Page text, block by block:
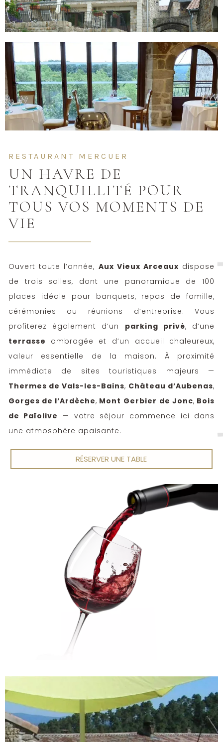
RESTAURANT MERCUER
UN HAVRE DE
TRANQUILLITÉ POUR
TOUS VOS MOMENTS DE
VIE
Ouvert toute l’année, Aux Vieux Arceaux dispose
de trois salles, dont une panoramique de 100
places idéale pour banquets, repas de famille,
cérémonies ou réunions d’entreprise. Vous
profiterez également d’un parking privé, d’une
terrasse ombragée et d’un accueil chaleureux,
valeur essentielle de la maison. À proximité
immédiate de sites touristiques majeurs —
Thermes de Vals-les-Bains, Château d’Aubenas,
Gorges de l’Ardèche, Mont Gerbier de Jonc, Bois
de Païolive
— votre séjour commence ici dans
une atmosphère apaisante.
RÉSERVER UNE TABLE